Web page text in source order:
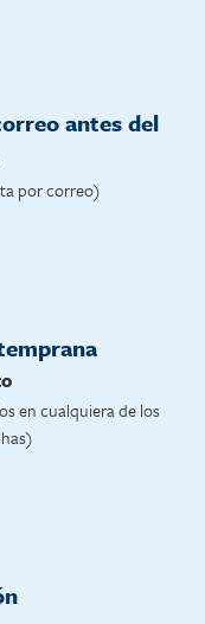
antes del
por correo)
en cualquiera de los